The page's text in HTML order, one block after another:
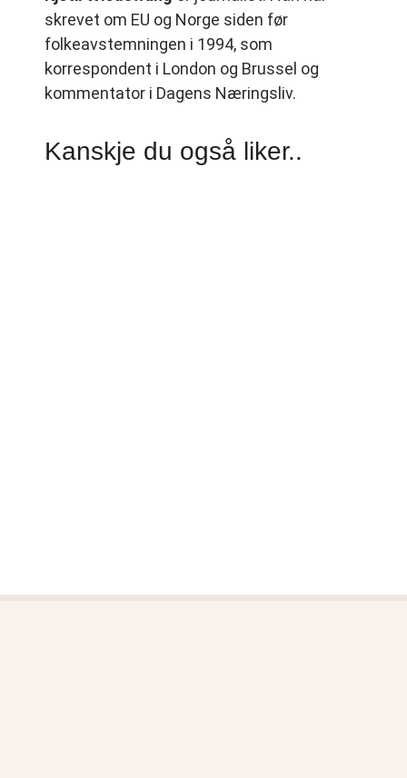
skrevet om EU og Norge siden før
folkeavstemningen i 1994, som
korrespondent i London og Brussel og
kommentator i Dagens Næringsliv.
Kanskje du også liker..